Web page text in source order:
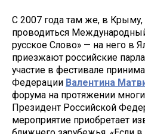
С 2007 года там же, в Крыму,
проводиться
русское Слово» — на него в
приезжают российские
участие в фестивале
Федерации Валентина
форума на протяжении
Президент Российской
мероприятие приобретает